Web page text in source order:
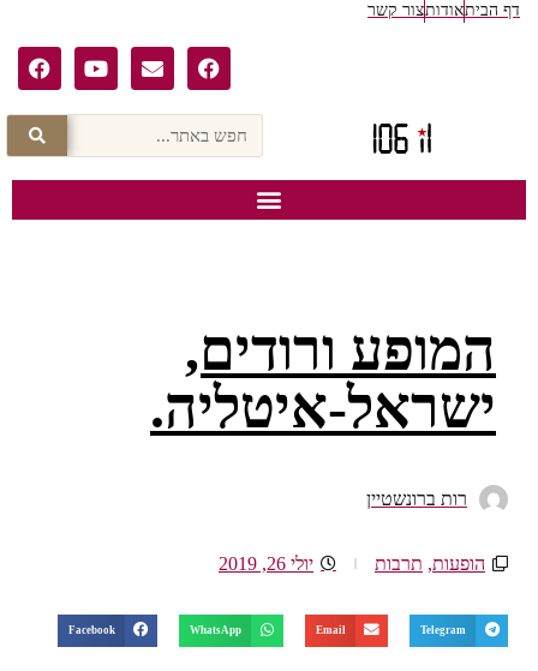
דף הביתאודותצור קשר
המופע ורודים,
ישראל-איטליה.
רות ברונשטיין
הופעות, תרבות יולי 26, 2019
Telegram
Email
WhatsApp
Facebook